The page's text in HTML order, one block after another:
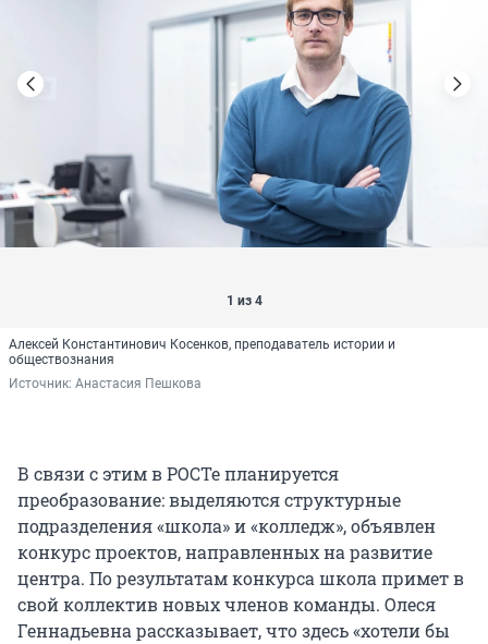
1 из 4
Алексей Константинович Косенков, преподаватель истории и
обществознания
Источник: Анастасия Пешкова
В связи с этим в РОСТе планируется
преобразование: выделяются структурные
подразделения «школа» и «колледж», объявлен
конкурс проектов, направленных на развитие
центра. По результатам конкурса школа примет в
свой коллектив новых членов команды. Олеся
Геннадьевна рассказывает, что здесь «хотели бы